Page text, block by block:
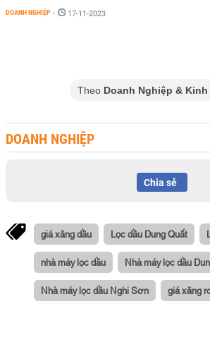
DOANH NGHIỆP - 17-11-2023
Theo Doanh Nghiệp & Kinh
DOANH NGHIỆP
Chia sẻ
giá xăng dầu Lọc dầu Dung Quất
nhà máy lọc dầu Nhà máy lọc dầu
Nhà máy lọc dầu Nghi Sơn giá xăng